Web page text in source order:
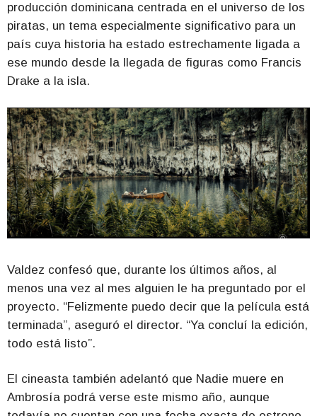
producción dominicana centrada en el universo de los
piratas, un tema especialmente significativo para un
país cuya historia ha estado estrechamente ligada a
ese mundo desde la llegada de figuras como Francis
Drake a la isla.
Valdez confesó que, durante los últimos años, al
menos una vez al mes alguien le ha preguntado por el
proyecto. “Felizmente puedo decir que la película está
terminada”, aseguró el director. “Ya concluí la edición,
todo está listo”.
El cineasta también adelantó que Nadie muere en
Ambrosía podrá verse este mismo año, aunque